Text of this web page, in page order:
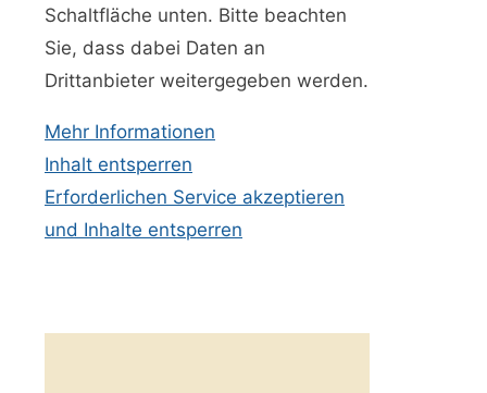
Schaltfläche unten. Bitte beachten
Sie, dass dabei Daten an
Drittanbieter weitergegeben werden.
Mehr Informationen
Inhalt entsperren
Erforderlichen Service akzeptieren
und Inhalte entsperren